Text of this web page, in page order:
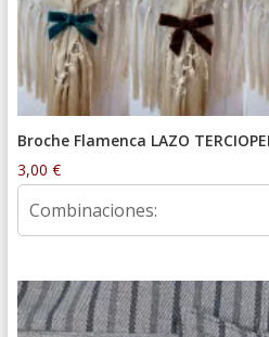
Broche Flamenca LAZO
3,00 €
Combinaciones: